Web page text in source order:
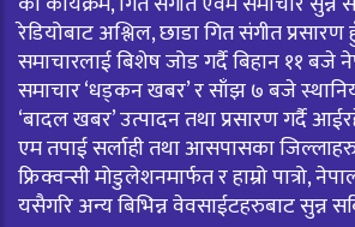
रेडियोबाट अश्लिल, छाडा गित संगीत
समाचारलाई बिशेष जोड गर्दै बिहान ११ बजे
समाचार ‘धड्कन खबर’ र साँझ ७ बजे
‘बादल खबर’ उत्पादन तथा प्रसारण गर्दै
एम तपाई सर्लाही तथा आसपासका
फ्रिक्वन्सी मोडुलेशनमार्फत र हाम्रो पात्रो,
यसैगरि अन्य बिभिन्न वेवसाईटहरुबाट सुन्न